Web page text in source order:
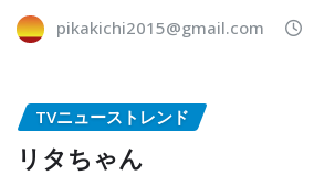
pikakichi2015@gmail.com
TVニューストレンド
リタちゃん